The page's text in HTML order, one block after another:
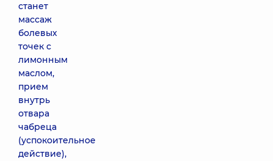
станет
массаж
болевых
точек с
лимонным
маслом,
прием
внутрь
отвара
чабреца
(успокоительное
действие),